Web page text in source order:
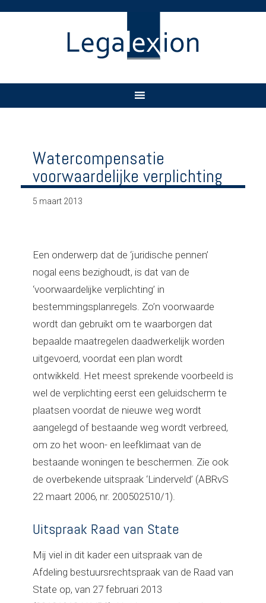
Watercompensatie
voorwaardelijke verplichting
5 maart 2013
Een onderwerp dat de ‘juridische pennen’
nogal eens bezighoudt, is dat van de
‘voorwaardelijke verplichting’ in
bestemmingsplanregels. Zo’n voorwaarde
wordt dan gebruikt om te waarborgen dat
bepaalde maatregelen daadwerkelijk worden
uitgevoerd, voordat een plan wordt
ontwikkeld. Het meest sprekende voorbeeld is
wel de verplichting eerst een geluidscherm te
plaatsen voordat de nieuwe weg wordt
aangelegd of bestaande weg wordt verbreed,
om zo het woon- en leefklimaat van de
bestaande woningen te beschermen. Zie ook
de overbekende uitspraak ‘Linderveld’ (ABRvS
22 maart 2006, nr. 200502510/1).
Uitspraak Raad van State
Mij viel in dit kader een uitspraak van de
Afdeling bestuursrechtspraak van de Raad van
State op, van 27 februari 2013